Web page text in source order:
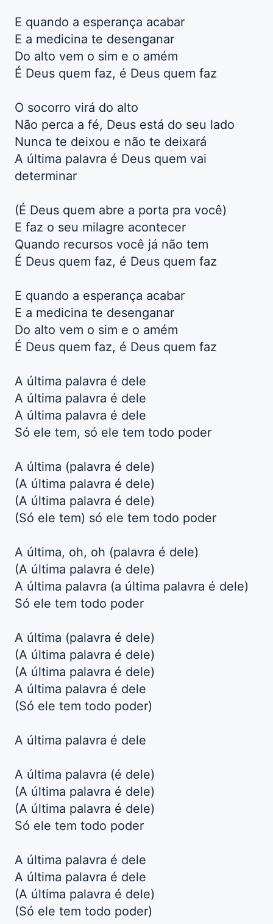
E quando a esperança acabar
E a medicina te desenganar
Do alto vem o sim e o amém
É Deus quem faz, é Deus quem faz
O socorro virá do alto
Não perca a fé, Deus está do seu lado
Nunca te deixou e não te deixará
A última palavra é Deus quem vai
determinar
(É Deus quem abre a porta pra você)
E faz o seu milagre acontecer
Quando recursos você já não tem
É Deus quem faz, é Deus quem faz
E quando a esperança acabar
E a medicina te desenganar
Do alto vem o sim e o amém
É Deus quem faz, é Deus quem faz
A última palavra é dele
A última palavra é dele
A última palavra é dele
Só ele tem, só ele tem todo poder
A última (palavra é dele)
(A última palavra é dele)
(A última palavra é dele)
(Só ele tem) só ele tem todo poder
A última, oh, oh (palavra é dele)
(A última palavra é dele)
A última palavra (a última palavra é dele)
Só ele tem todo poder
A última (palavra é dele)
(A última palavra é dele)
(A última palavra é dele)
A última palavra é dele
(Só ele tem todo poder)
A última palavra é dele
A última palavra (é dele)
(A última palavra é dele)
(A última palavra é dele)
Só ele tem todo poder
A última palavra é dele
A última palavra é dele
(A última palavra é dele)
(Só ele tem todo poder)